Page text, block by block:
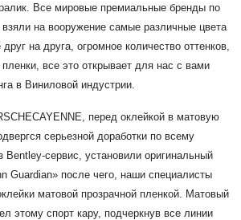
Все мировые премиальные бренды по
на вооружение самые различные цвета
на друга, огромное количество оттенков,
пленки, все это открывает для нас с вами
в Виниловой индустрии.
CAYENNE , перед оклейкой в матовую
серьезной доработки по всему
Bentley-сервис, установили оригинальный
Guardian» после чего, наши специалисты
матовой прозрачной пленкой. Матовый
этому спорт кару, подчеркнув все линии